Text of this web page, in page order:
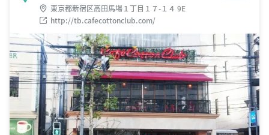
東京都新宿区高田馬場１丁目１７-１４ 9E
http://tb.cafecottonclub.com/